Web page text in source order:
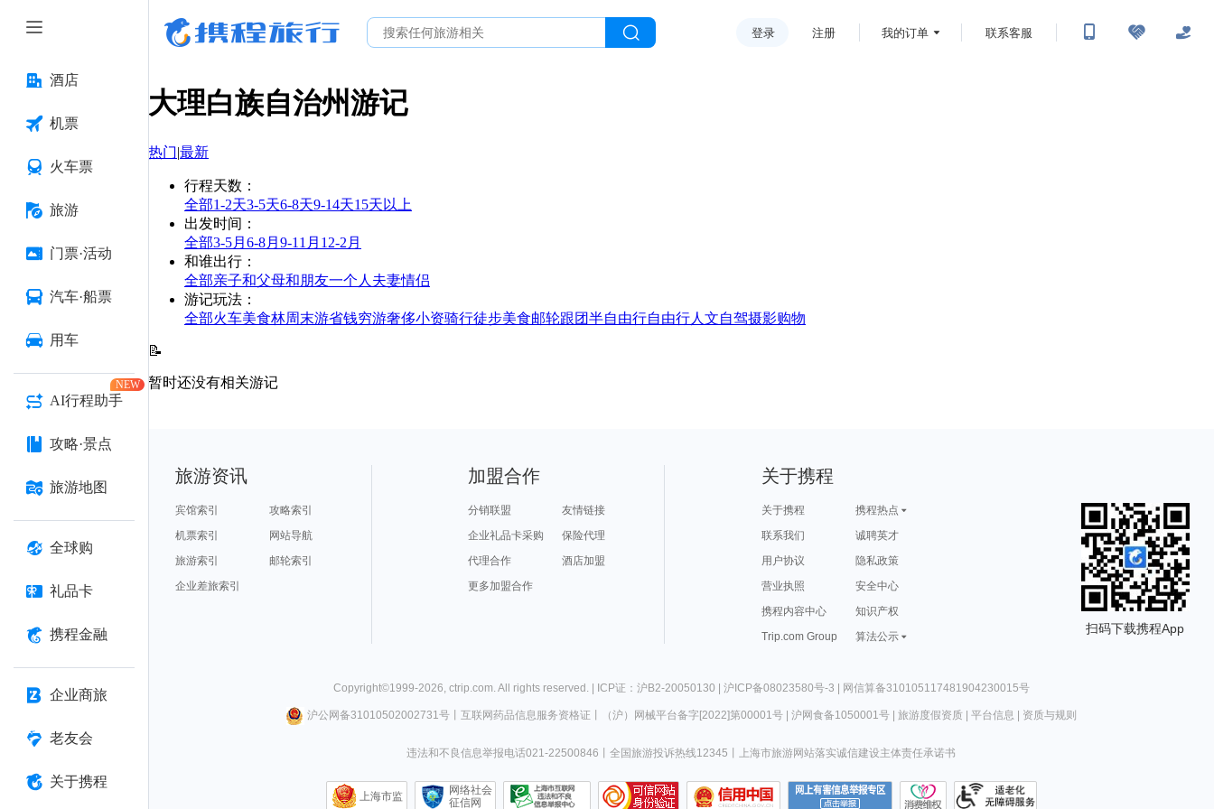
酒店
机票
火车票
旅游
门票·活动
汽车·船票
用车
AI行程助手
NEW
攻略·景点
旅游地图
全球购
礼品卡
携程金融
企业商旅
老友会
关于携程
登录 注册 我的订单 联系客服
大理白族自治州游记
热门|最新
行程天数 ：
全部1-2天3-5天6-8天9-14天15天以上
出发时间 ：
全部3-5月 6-8月 9-11月 12-2月
和谁出行 ：
全部亲子和父母和朋友一个人 夫妻情侣
游记玩法 ：
全部火车美食林周末游省钱穷游奢侈小资骑行徒步美食邮轮跟团半自由行自由行人文自驾摄影购物
📝
暂时还没有相关游记
旅游资讯
宾馆索引
攻略索引
机票索引
网站导航
旅游索引
邮轮索引
企业差旅索引
加盟合作
分销联盟
友情链接
企业礼品卡采购
保险代理
代理合作
酒店加盟
更多加盟合作
关于携程
关于携程
携程热点
联系我们
诚聘英才
用户协议
隐私政策
营业执照
安全中心
携程内容中心
知识产权
Trip.com Group
算法公示
扫码下载携程App
Copyright©1999-2026, ctrip.com. All rights reserved. | ICP证：沪B2-20050130 | 沪ICP备08023580号-3 | 网信算备310105117481904230015号
沪公网备31010502002731号丨 互联网药品信息服务资格证 （沪）网械平台备字[2022]第00001号| 沪网食备1050001号| 旅游度假资质| 平台信息 资质与规则
违法和不良信息举报电话021-22500846 全国旅游投诉热线12345 上海市旅游网站落实诚信建设主体责任承诺书
上海市监
网络社会
征信网